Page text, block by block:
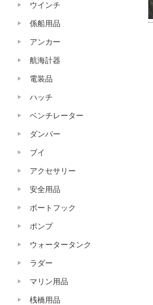
ウインチ
係船用品
アンカー
航海計器
電装品
ハッチ
ベンチレーター
ダンパー
ブイ
アクセサリー
安全用品
ボートフック
ポンプ
ウォータータンク
ラダー
マリン用品
桟橋用品